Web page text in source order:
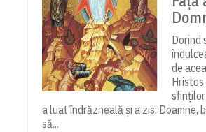
Dorind
de
Hristos
a luat îndrăzneală și a zis: Doamne,
să...